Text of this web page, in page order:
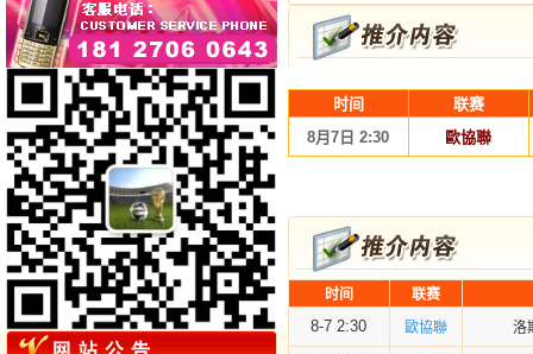
时间
联赛
8月7日 2:30
歐協聯
时间 联赛
8-7 2:30 歐協聯 洛